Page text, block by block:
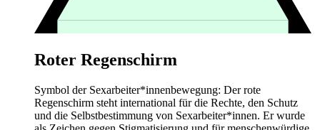
Roter Regenschirm
Symbol der Sexarbeiter*innenbewegung: Der rote
Regenschirm steht international für die Rechte, den Schutz
und die Selbstbestimmung von Sexarbeiter*innen. Er wurde